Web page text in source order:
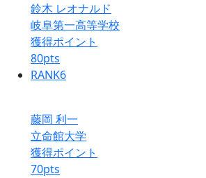
鈴木 レオナルド
岐阜第一高等学校
獲得ポイント
80pts
RANK6
藤岡 利一
立命館大学
獲得ポイント
70pts